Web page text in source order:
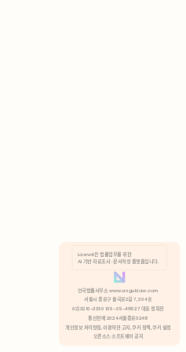
분석 쿠키 허용
Lawvot은 법률업무를 위한
AI 기반 자료조사 · 문서작성 플랫폼입니다.
안국법률사무소 www.anguklaw.com
서울시 종로구 율곡로2길 7, 304호
02)3210-3330 105-05-48527 대표 정희찬
통신판매 2024서울종로0248
개인정보 처리방침, 이용약관 고지, 쿠키 정책, 쿠키 설정
오픈소스 소프트웨어 공지